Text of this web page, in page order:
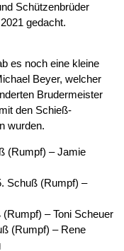
Schützenbrüder
gedacht.
es noch eine kleine
Beyer, welcher
Brudermeister
den Schieß-
wurden.
(Rumpf) – Jamie
Schuß (Rumpf) –
– Toni Scheuer
(Rumpf) – Rene